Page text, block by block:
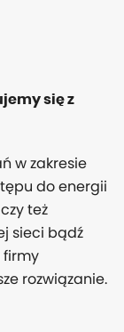
się z
w zakresie
do energii
też
sieci bądź
firmy
rozwiązanie.